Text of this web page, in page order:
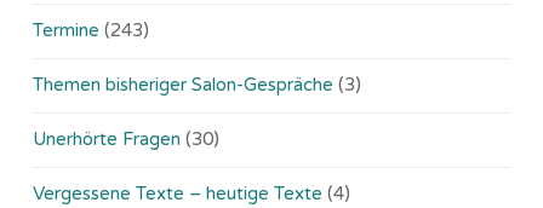
Termine (243)
Themen bisheriger Salon-Gespräche (3)
Unerhörte Fragen (30)
Vergessene Texte – heutige Texte (4)